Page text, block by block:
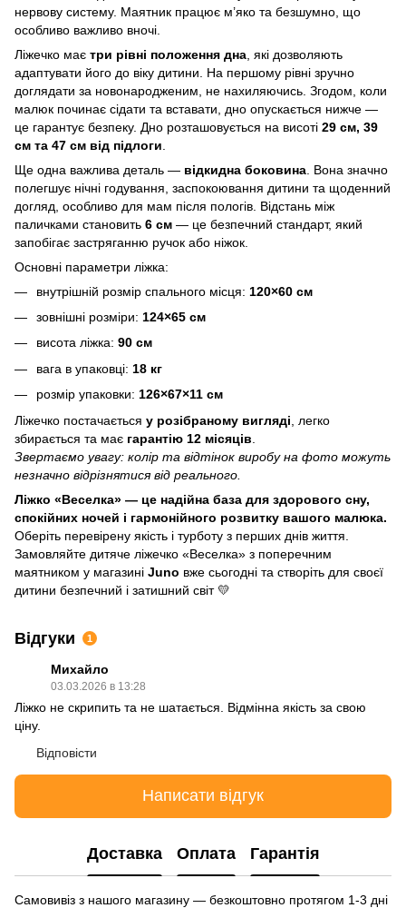
нервову систему. Маятник працює м’яко та безшумно, що
особливо важливо вночі.
Ліжечко має три рівні положення дна , які дозволяють
адаптувати його до віку дитини. На першому рівні зручно
доглядати за новонародженим, не нахиляючись. Згодом, коли
малюк починає сідати та вставати, дно опускається нижче —
це гарантує безпеку. Дно розташовується на висоті 29 см, 39
см та 47 см від підлоги
Ще одна важлива деталь — відкидна боковина . Вона значно
полегшує нічні годування, заспокоювання дитини та щоденний
догляд, особливо для мам після пологів. Відстань між
паличками становить 6 см — це безпечний стандарт, який
запобігає застряганню ручок або ніжок.
Основні параметри ліжка:
внутрішній розмір спального місця: 120×60 см
зовнішні розміри: 124×65 см
висота ліжка: 90 см
вага в упаковці: 18 кг
розмір упаковки: 126×67×11 см
Ліжечко постачається у розібраному вигляді , легко
збирається та має гарантію 12 місяців
Звертаємо увагу: колір та відтінок виробу на фото можуть
незначно відрізнятися від реального.
Ліжко «Веселка» — це надійна база для здорового сну,
спокійних ночей і гармонійного розвитку вашого малюка.
Оберіть перевірену якість і турботу з перших днів життя.
Замовляйте дитяче ліжечко «Веселка» з поперечним
маятником у магазині Juno вже сьогодні та створіть для своєї
дитини безпечний і затишний світ 💛
Відгуки 1
Михайло
03.03.2026 в 13:28
Ліжко не скрипить та не шатається. Відмінна якість за свою
ціну.
Відповісти
Написати відгук
Доставка Оплата Гарантія
Самовивіз з нашого магазину — безкоштовно протягом 1-3 дні